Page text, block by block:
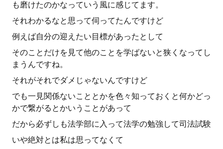
も磨けたのかなっていう風に感じてます。
それわかるなと思って伺ってたんですけど
例えば自分の迎えたい目標があったとして
そのことだけを見て他のことを学ばないと狭くなってし
まうんですね。
それがそれでダメじゃないんですけど
でも一見関係ないこととかを色々知っておくと何かどっ
かで繋がるとかいうことがあって
だから必ずしも法学部に入って法学の勉強して司法試験
いや絶対とは私は思ってなくて